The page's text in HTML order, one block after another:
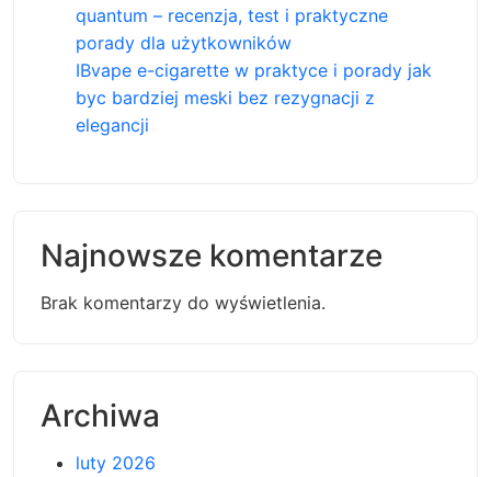
quantum – recenzja, test i praktyczne
porady dla użytkowników
IBvape e-cigarette w praktyce i porady jak
byc bardziej meski bez rezygnacji z
elegancji
Najnowsze komentarze
Brak komentarzy do wyświetlenia.
Archiwa
luty 2026